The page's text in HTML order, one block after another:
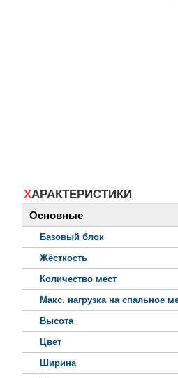
ХАРАКТЕРИСТИКИ
Основные
Базовый блок
Жёсткость
Количество мест
Макс. нагрузка на спальное
Высота
Цвет
Ширина